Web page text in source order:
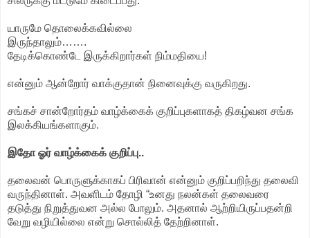
யாருமே தொலைக்கவில்லை
இருந்தாலும்…….
தேடிக்கொண்டே இருக்கிறார்கள் நிம்மதியை!
என்னும் ஆன்றோர் வாக்குதான் நினைவுக்கு வருகிறது.
சங்கச் சான்றோர்தம் வாழ்க்கைக் குறிப்புகளாகத் திகழ்வன சங்க
இலக்கியங்களாகும்.
இதோ ஓர் வாழ்க்கைக் குறிப்பு..
தலைவன் பொருளுக்காகப் பிரிவான் என்னும் குறிப்பறிந்து தலைவி
வருந்தினாள். அவளிடம் தோழி “உனது நலன்கள் தலைவரை
தடுத்து நிறுத்துவன அல்ல போலும். அதனால் ஆற்றியிருப்பதன்றி
வேறு வழியில்லை என்று சொல்லித் தேற்றினாள்.